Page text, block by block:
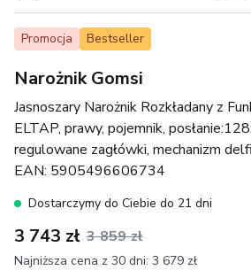
Promocja Bestseller
Narożnik Gomsi
Jasnoszary Narożnik Rozkładany z
ELTAP, prawy, pojemnik,
regulowane zagłówki, mechanizm
EAN: 5905496606734
Dostarczymy do Ciebie do 21 dni
3 743 zł 3 859 zł
Najniższa cena z 30 dni: 3 679 zł